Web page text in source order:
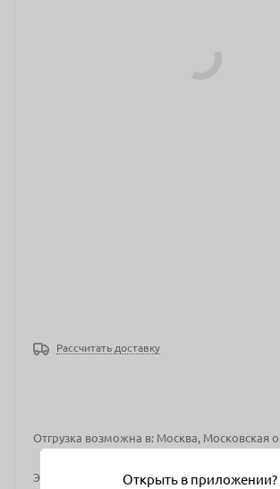
Рассчитать доставку
Отгрузка возможна в: Москва, Московская
Это связано с условиями эксклюзивной
Открыть в приложении?